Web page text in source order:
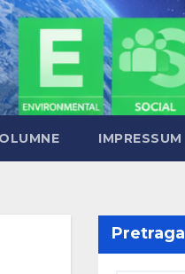
IMPRESSUM
Pretraga